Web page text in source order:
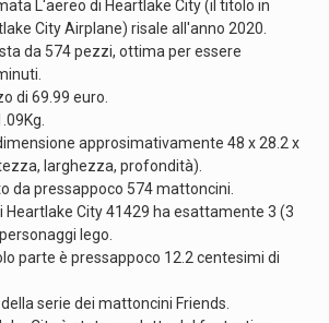
L'aereo di Heartlake City (il titolo in
City Airplane) risale all'anno 2020.
da 574 pezzi, ottima per essere
di 69.99 euro.
approsimativamente 48 x 28.2 x
larghezza, profondità).
da pressappoco 574 mattoncini.
Heartlake City 41429 ha esattamente 3 (3
lego.
parte è pressappoco 12.2 centesimi di
della serie dei mattoncini Friends.